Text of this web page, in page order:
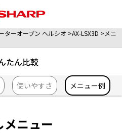
ターオーブン ヘルシオ AX-LSX3D
メニ
使いやすさ メニュー例
たん比較
ニュー